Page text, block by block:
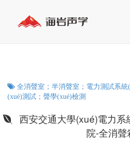
全消聲室；半消聲室；電力測試系統
(xué)測試；聲學(xué)檢測
西安交通大學(xué)電力
院-全消聲